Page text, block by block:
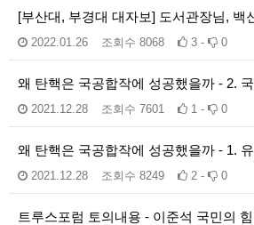
[부산대, 부경대 대자보] 도서관장님, 백
2022.01.26 조회수 8068 3 - 0
왜 탄핵은 국공합작에 성공했을까 - 2.
2021.12.28 조회수 7601 1 - 0
왜 탄핵은 국공합작에 성공했을까 - 1.
2021.12.28 조회수 8249 2 - 0
트루스포럼 토의내용 - 이준석 국민의